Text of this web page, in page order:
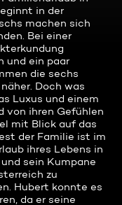
in der
machen sich
Bei einer
und ein paar
die sechs
Doch was
Luxus und einem
von ihren Gefühlen
mit Blick auf das
der Familie ist im
ihres Lebens in
sein Kumpane
zu
Hubert konnte es
da er seine